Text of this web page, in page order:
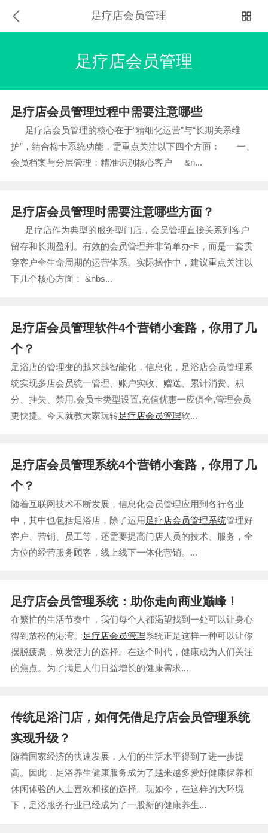
足疗店会员管理
足疗店会员管理
足疗店会员管理过程中需要注意哪些
足疗店会员管理的核心在于“精细化运营”与“长期关系维
护”，结合梅卡系统功能，需重点关注以下四个方面： 一、
会员档案与分层管理：精准识别核心客户 &n...
足疗店会员管理时需要注意哪些方面？
足疗店作为典型的服务型门店，会员管理直接关系到客户
留存和长期盈利。有效的会员管理并非简单办卡，而是一套贯
穿客户全生命周期的运营体系。实际操作中，建议重点关注以
下几个核心方面： &nbs...
足疗店会员管理软件4个营销小套路，你用了几
个？
足浴店的管理变的越来越智能化，信息化，足浴店会员管理系
统实现多店会员统一管理、账户实收、赠送、累计消费、积
分、挂失、禁用,会员卡类型设置,充值优惠一应俱全,管理会员
更快捷。今天就教大家玩转足疗店会员管理软...
足疗店会员管理系统4个营销小套路，你用了几
个？
随着互联网技术不断发展，信息化会员管理应用到各行各业
中，其中也包括足浴店，除了运用 足疗店会员管理系统管理好
客户、营销、员工等，还需要提高门店人员的技术、服务，全
方位的经营服务顾客，线上线下一体化营销。...
足疗店会员管理系统：助你走向商业巅峰！
在繁忙的生活节奏中，我们每个人都渴望找到一处可以让身心
得到放松的港湾。
足疗店会员管理系统正是这样一种可以让你
摆脱疲惫，焕发活力的选择。在这个时代，健康成为人们关注
的焦点。为了满足人们日益增长的健康需求...
传统足浴门店，如何凭借足疗店会员管理系统
实现升级？
随着国家经济的快速发展，人们的生活水平得到了进一步提
高。因此，足浴养生健康服务成为了越来越多爱好健康保养和
休闲体验的人士喜欢和接的选择。现如今，在这样的大环境
下，足浴服务行业已经成为了一股新的健康养生...